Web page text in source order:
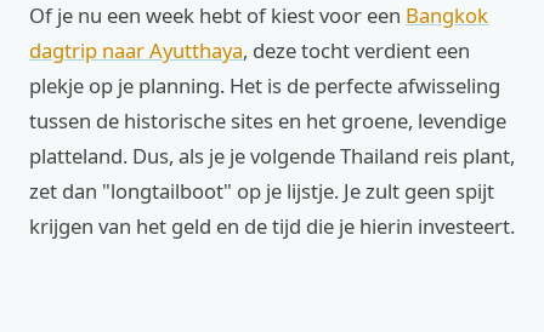
Of je nu een week hebt of kiest voor een Bangkok
dagtrip naar Ayutthaya, deze tocht verdient een
plekje op je planning. Het is de perfecte afwisseling
tussen de historische sites en het groene, levendige
platteland. Dus, als je je volgende Thailand reis plant,
zet dan "longtailboot" op je lijstje. Je zult geen spijt
krijgen van het geld en de tijd die je hierin investeert.